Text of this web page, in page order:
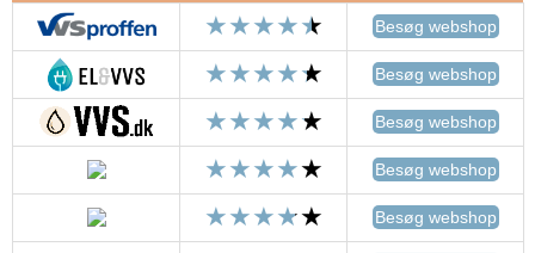
Besøg webshop
Besøg webshop
Besøg webshop
Besøg webshop
Besøg webshop